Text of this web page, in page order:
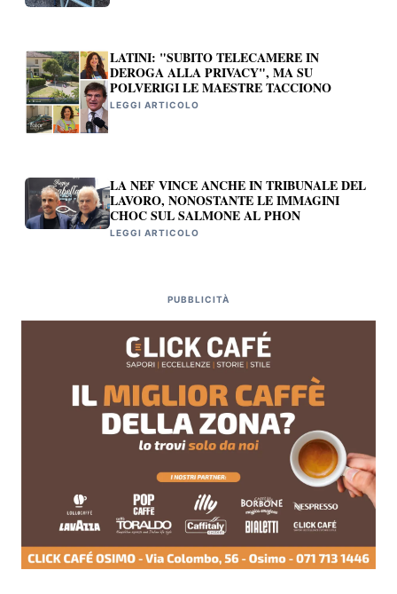
LATINI: "SUBITO TELECAMERE IN
DEROGA ALLA PRIVACY", MA SU
POLVERIGI LE MAESTRE TACCIONO
LEGGI ARTICOLO
LA NEF VINCE ANCHE IN TRIBUNALE DEL
LAVORO, NONOSTANTE LE IMMAGINI
CHOC SUL SALMONE AL PHON
LEGGI ARTICOLO
PUBBLICITÀ